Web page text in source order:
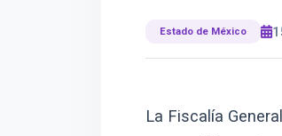
Estado de México
La Fiscalía